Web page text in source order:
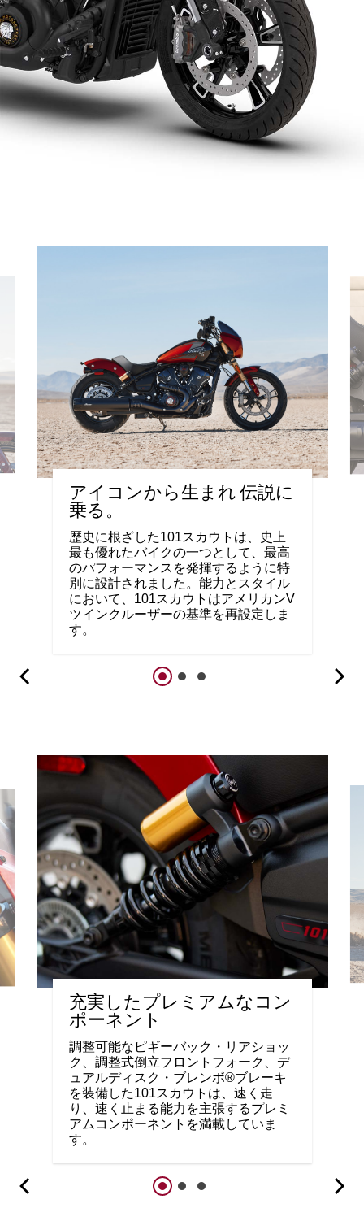
アイコンから生まれ 伝説に
乗る。
歴史に根ざした101スカウトは、史上
最も優れたバイクの一つとして、最高
のパフォーマンスを発揮するように特
別に設計されました。能力とスタイル
において、101スカウトはアメリカンV
ツインクルーザーの基準を再設定しま
す。
充実したプレミアムなコン
ポーネント
調整可能なピギーバック・リアショッ
ク、調整式倒立フロントフォーク、デ
ュアルディスク・ブレンボ®ブレーキ
を装備した101スカウトは、速く走
り、速く止まる能力を主張するプレミ
アムコンポーネントを満載していま
す。